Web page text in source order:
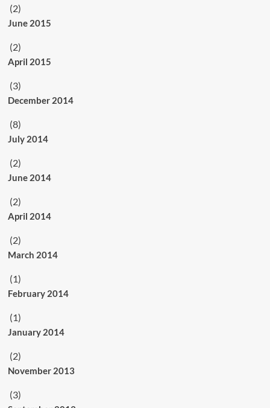
(2)
June 2015
(2)
April 2015
(3)
December 2014
(8)
July 2014
(2)
June 2014
(2)
April 2014
(2)
March 2014
(1)
February 2014
(1)
January 2014
(2)
November 2013
(3)